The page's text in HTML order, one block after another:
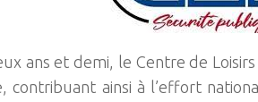
ans et demi, le Centre de
contribuant ainsi à l’effort